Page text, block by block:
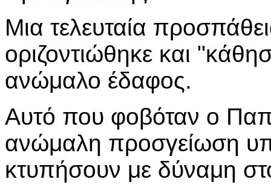
Μια τελευταία
οριζοντιώθηκε και
ανώμαλο έδαφος.
Αυτό που φοβόταν ο
ανώμαλη προσγείωση
κτυπήσουν με δύναμη